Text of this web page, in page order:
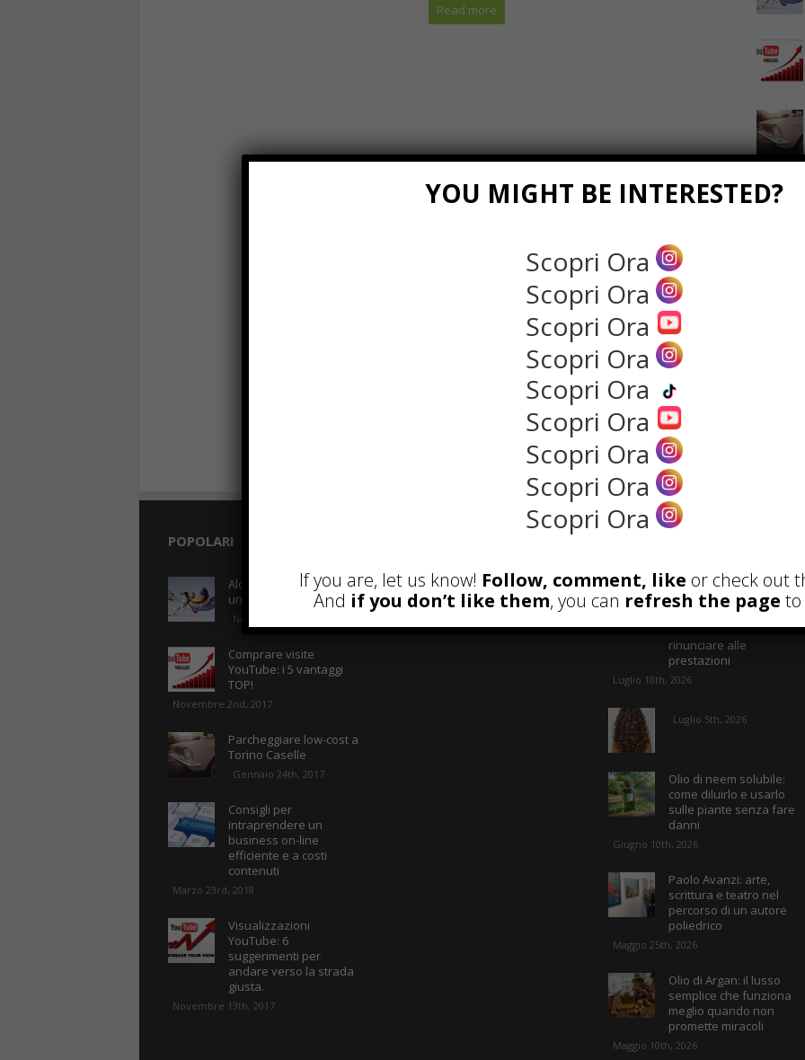
Read more
POPOLARI
Alcuni trucchi per avere
un blog di successo
Novembre 22nd, 2016
Comprare visite
YouTube: i 5 vantaggi
TOP!
Novembre 2nd, 2017
Parcheggiare low-cost a
Torino Caselle
Gennaio 24th, 2017
Consigli per
intraprendere un
business on-line
efficiente e a costi
contenuti
Marzo 23rd, 2018
Visualizzazioni
YouTube: 6
suggerimenti per
andare verso la strada
giusta.
Novembre 13th, 2017
Parete Respira
ecologica: come
costruire con materiali
naturali senza
rinunciare alle
prestazioni
Luglio 18th, 2026
Luglio 5th, 2026
Olio di neem solubile:
come diluirlo e usarlo
sulle piante senza fare
danni
Giugno 10th, 2026
Paolo Avanzi: arte,
scrittura e teatro nel
percorso di un autore
poliedrico
Maggio 25th, 2026
Olio di Argan: il lusso
semplice che funziona
meglio quando non
promette miracoli
Maggio 10th, 2026
YOU MIGHT BE INTERESTED?
Scopri Ora
Scopri Ora
Scopri Ora
Scopri Ora
Scopri Ora
Scopri Ora
Scopri Ora
Scopri Ora
Scopri Ora
If you are, let us know! Follow, comment, like or check out
And if you don’t like them, you can refresh the page to